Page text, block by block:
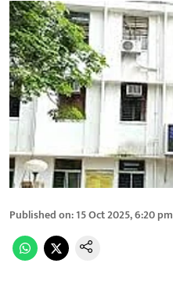
Published on:15 Oct 2025, 6:20 pm